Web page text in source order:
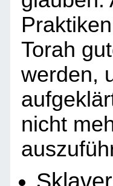
Torah
werden,
nicht